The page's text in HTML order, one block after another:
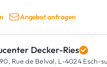
Angebot anfragen
Decker-Ries
90, Rue de Belval, L-4024 Esch-